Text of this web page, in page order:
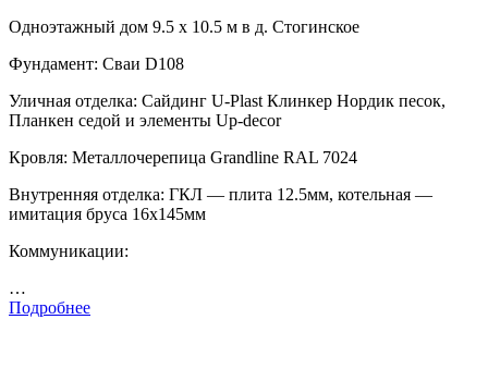
Одноэтажный дом 9.5 х 10.5 м в д. Стогинское
Фундамент: Сваи D108
Уличная отделка: Сайдинг U-Plast Клинкер Нордик песок,
Планкен седой и элементы Up-decor
Кровля: Металлочерепица Grandline RAL 7024
Внутренняя отделка: ГКЛ — плита 12.5мм, котельная —
имитация бруса 16х145мм
Коммуникации:
…
Подробнее